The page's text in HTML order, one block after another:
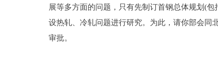
展等多方面的问题，只有先制订首钢总体规划(
设热轧、冷轧问题进行研究。为此，请你部会同
审批。